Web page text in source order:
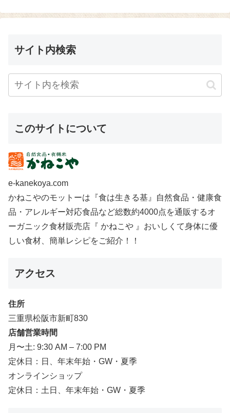
サイト内検索
このサイトについて
e-kanekoya.com
かねこやのモットーは『食は生きる基』自然食品・健康食
品・アレルギー対応食品など総数約4000点を通販するオ
ーガニック食材販売店『 かねこや 』おいしくて身体に優
しい食材、簡単レシピをご紹介！！
アクセス
住所
三重県松阪市新町830
店舗営業時間
月〜土: 9:30 AM – 7:00 PM
定休日：日、年末年始・GW・夏季
オンラインショップ
定休日：土日、年末年始・GW・夏季